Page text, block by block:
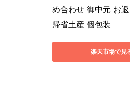
め合わせ 御中元 お
帰省土産 個包装
楽天市場で見